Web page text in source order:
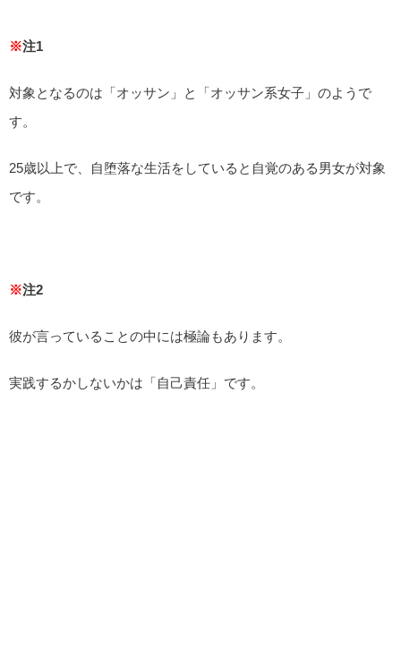
※注1
対象となるのは「オッサン」と「オッサン系女子」のようで
す。
25歳以上で、自堕落な生活をしていると自覚のある男女が対象
です。
※注2
彼が言っていることの中には極論もあります。
実践するかしないかは「自己責任」です。